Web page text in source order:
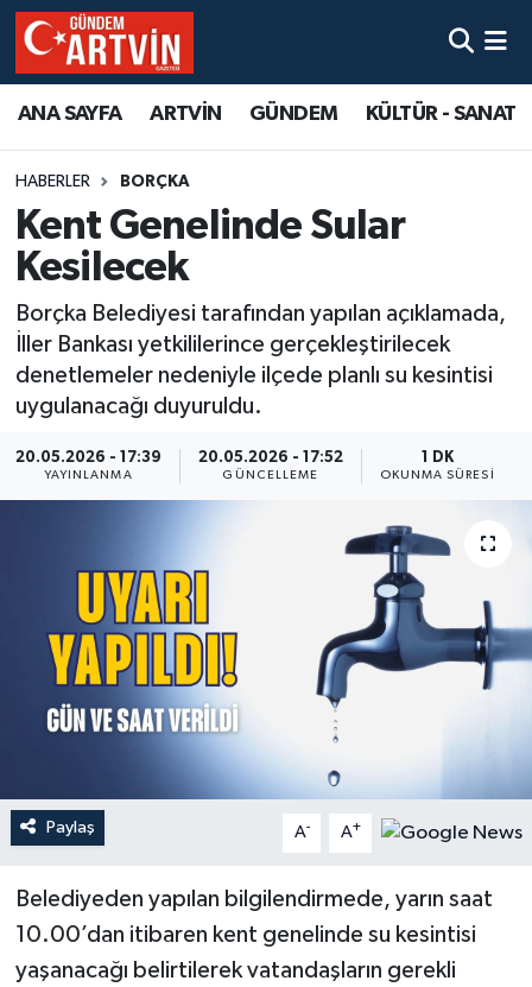
ANA SAYFA ARTVİN GÜNDEM KÜLTÜR - SANAT
HABERLER BORÇKA
Kent Genelinde Sular
Kesilecek
Borçka Belediyesi tarafından yapılan açıklamada,
İller Bankası yetkililerince gerçekleştirilecek
denetlemeler nedeniyle ilçede planlı su kesintisi
uygulanacağı duyuruldu.
20.05.2026 - 17:39
YAYINLANMA
20.05.2026 - 17:52
GÜNCELLEME
1 DK
OKUNMA SÜRESI
Paylaş A- A+
Belediyeden yapılan bilgilendirmede, yarın saat
10.00’dan itibaren kent genelinde su kesintisi
yaşanacağı belirtilerek vatandaşların gerekli